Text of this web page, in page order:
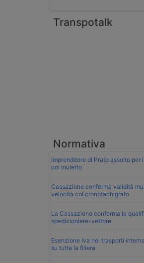
Transpotalk
Normativa
Imprenditore di Prato assolto per
col muletto
Cassazione conferma validità
velocità col cronotachigrafo
La Cassazione conferma la
spedizioniere-vettore
Esenzione Iva nei trasporti
su tutta la filiera